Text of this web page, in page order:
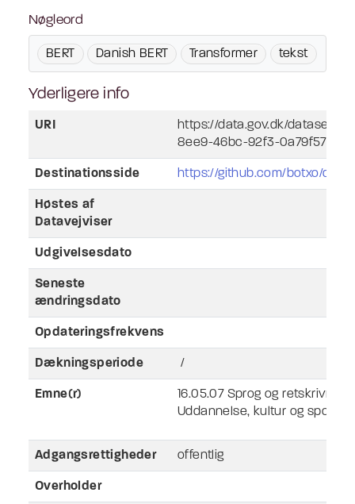
Nøgleord
BERT Danish BERT Transformer tekst
Yderligere info
URI
https://data.gov.dk/dataset/
8ee9-46bc-92f3-
Destinationsside https://github.com/botxo/
Høstes af
Datavejviser
Udgivelsesdato
Seneste
ændringsdato
Opdateringsfrekvens
Dækningsperiode /
Emne(r)
16.05.07 Sprog og retskrivning
Uddannelse, kultur og sport
Adgangsrettigheder offentlig
Overholder